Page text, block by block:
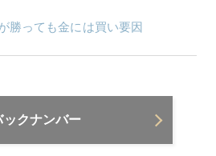
勝っても金には買い要因
ックナンバー